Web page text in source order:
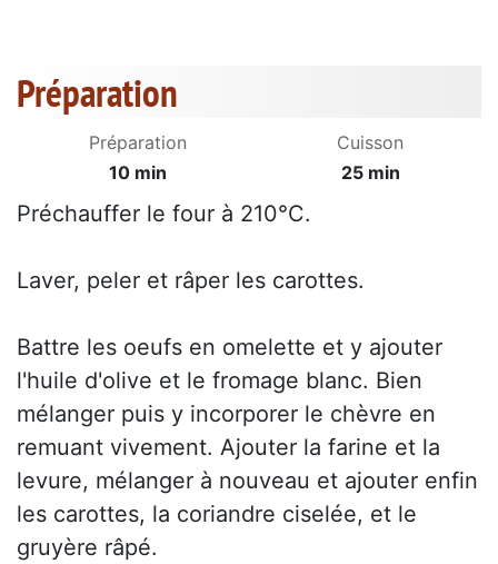
Préparation
Préparation
10 min
Cuisson
25 min
Préchauffer le four à 210°C.
Laver, peler et râper les carottes.
Battre les oeufs en omelette et y ajouter
l'huile d'olive et le fromage blanc. Bien
mélanger puis y incorporer le chèvre en
remuant vivement. Ajouter la farine et la
levure, mélanger à nouveau et ajouter enfin
les carottes, la coriandre ciselée, et le
gruyère râpé.